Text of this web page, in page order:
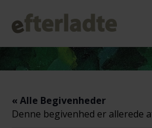
« Alle Begivenheder
Denne begivenhed er allerede